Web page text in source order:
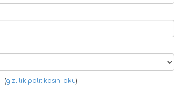
(gizlilik politikasını oku)